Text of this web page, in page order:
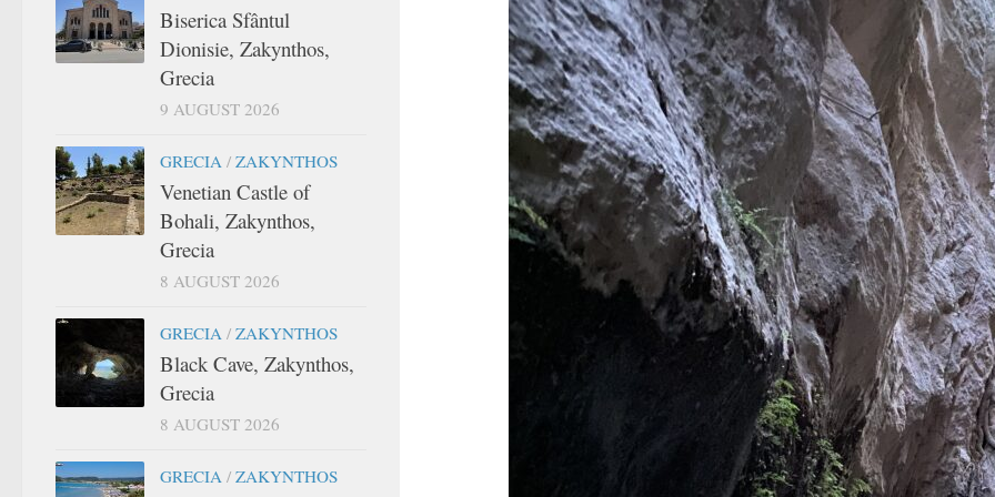
Biserica Sfântul
Dionisie, Zakynthos,
Grecia
9 AUGUST 2026
GRECIA / ZAKYNTHOS
Venetian Castle of
Bohali, Zakynthos,
Grecia
8 AUGUST 2026
GRECIA / ZAKYNTHOS
Black Cave, Zakynthos,
Grecia
8 AUGUST 2026
GRECIA / ZAKYNTHOS